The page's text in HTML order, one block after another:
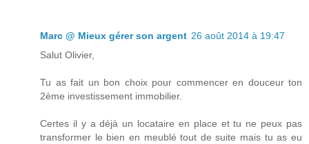
Marc @ Mieux gérer son argent 26 août 2014 à 19:47
Salut Olivier,
Tu as fait un bon choix pour commencer en douceur ton
2ème investissement immobilier.
Certes il y a déjà un locataire en place et tu ne peux pas
transformer le bien en meublé tout de suite mais tu as eu